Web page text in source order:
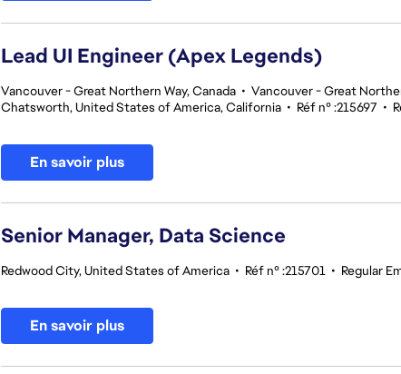
Lead UI Engineer (Apex Legends)
Vancouver - Great Northern Way, Canada • Vancouver - Great
Chatsworth, United States of America, California • Réf n° :215697 •
En savoir plus
Senior Manager, Data Science
Redwood City, United States of America • Réf n° :215701 • Regular
En savoir plus